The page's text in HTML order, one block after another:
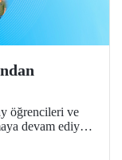
öğrencileri ve
devam ediyor.
devam